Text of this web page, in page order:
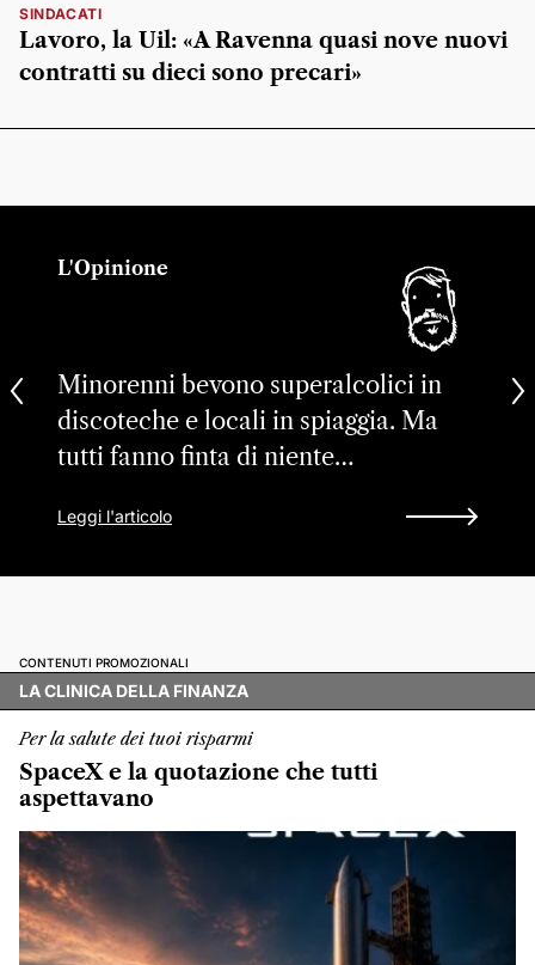
SINDACATI
Lavoro, la Uil: «A Ravenna quasi nove nuovi
contratti su dieci sono precari»
L'Opinione
Minorenni bevono superalcolici in
discoteche e locali in spiaggia. Ma
tutti fanno finta di niente…
Leggi l'articolo
CONTENUTI PROMOZIONALI
LA CLINICA DELLA FINANZA
Per la salute dei tuoi risparmi
SpaceX e la quotazione che tutti
aspettavano